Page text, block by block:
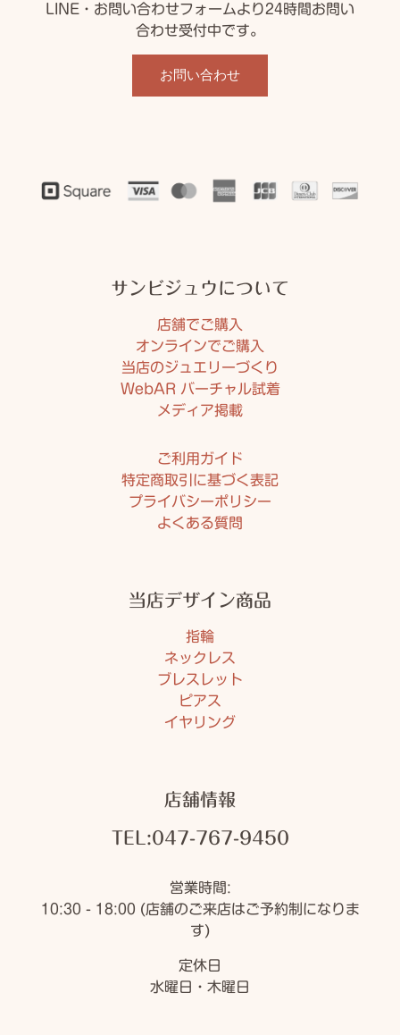
LINE・お問い合わせフォームより24時間お問い
合わせ受付中です。
お問い合わせ
サンビジュウについて
店舗でご購入
オンラインでご購入
当店のジュエリーづくり
WebAR バーチャル試着
メディア掲載
ご利用ガイド
特定商取引に基づく表記
プライバシーポリシー
よくある質問
当店デザイン商品
指輪
ネックレス
ブレスレット
ピアス
イヤリング
店舗情報
TEL:047-767-9450
営業時間:
10:30 - 18:00 (店舗のご来店はご予約制になりま
す)
定休日
水曜日・木曜日